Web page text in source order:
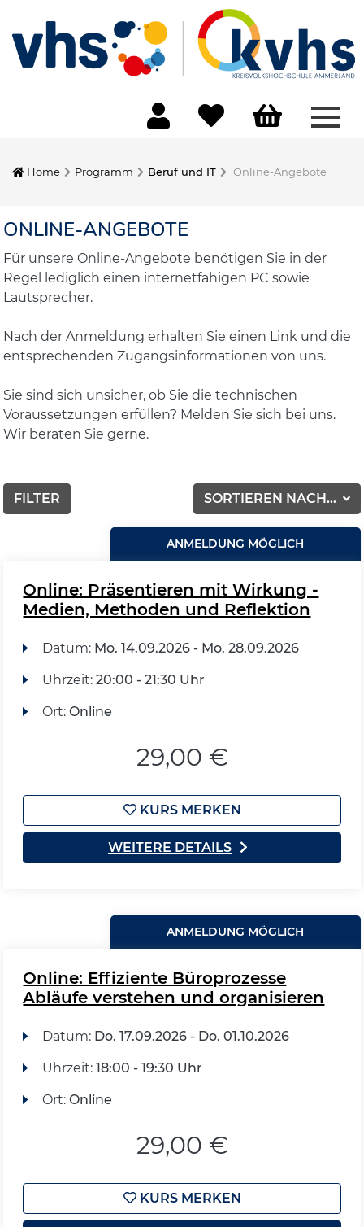
Home Programm Beruf und IT Online-Angebote
ONLINE-ANGEBOTE
Für unsere Online-Angebote benötigen Sie in der
Regel lediglich einen internetfähigen PC sowie
Lautsprecher.
Nach der Anmeldung erhalten Sie einen Link und die
entsprechenden Zugangsinformationen von uns.
Sie sind sich unsicher, ob Sie die technischen
Voraussetzungen erfüllen? Melden Sie sich bei uns.
Wir beraten Sie gerne.
SORTIEREN NACH...
FILTER
ANMELDUNG MÖGLICH
Online: Präsentieren mit Wirkung -
Medien, Methoden und Reflektion
Datum: Mo. 14.09.2026 - Mo. 28.09.2026
Uhrzeit: 20:00 - 21:30 Uhr
Ort: Online
29,00 €
KURS MERKEN
WEITERE DETAILS
ANMELDUNG MÖGLICH
Online: Effiziente Büroprozesse
Abläufe verstehen und organisieren
Datum: Do. 17.09.2026 - Do. 01.10.2026
Uhrzeit: 18:00 - 19:30 Uhr
Ort: Online
29,00 €
KURS MERKEN